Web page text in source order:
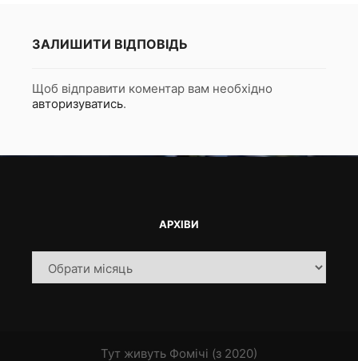
ЗАЛИШИТИ ВІДПОВІДЬ
Щоб відправити коментар вам необхідно
авторизуватись.
АРХІВИ
Архіви
Тут живуть Фомічі (з 2020)